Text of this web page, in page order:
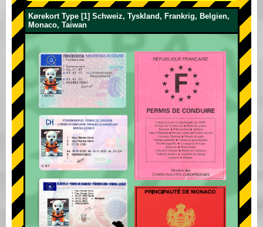
Kørekort Type [1] Schweiz, Tyskland, Frankrig, Belgien,
Monaco, Taiwan